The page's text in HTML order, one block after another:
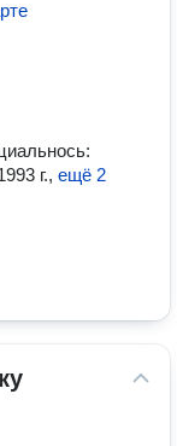
г., ещё 2